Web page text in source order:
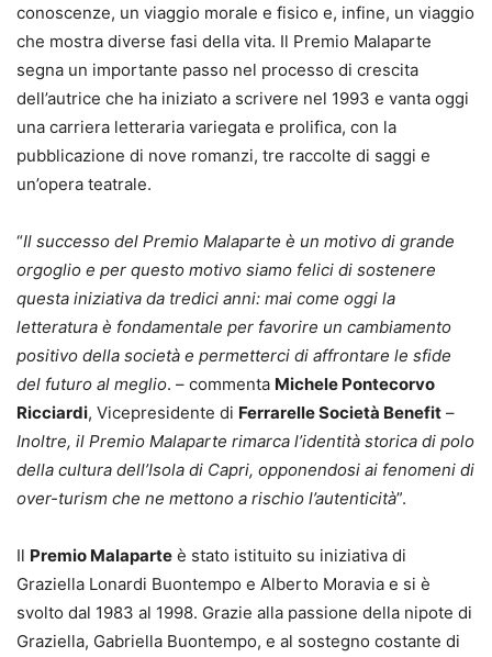
conoscenze, un viaggio morale e fisico e, infine, un viaggio
che mostra diverse fasi della vita. Il Premio Malaparte
segna un importante passo nel processo di crescita
dell’autrice che ha iniziato a scrivere nel 1993 e vanta oggi
una carriera letteraria variegata e prolifica, con la
pubblicazione di nove romanzi, tre raccolte di saggi e
un’opera teatrale.
“Il successo del Premio Malaparte è un motivo di grande
orgoglio e per questo motivo siamo felici di sostenere
questa iniziativa da tredici anni: mai come oggi la
letteratura è fondamentale per favorire un cambiamento
positivo della società e permetterci di affrontare le sfide
del futuro al meglio. – commenta Michele Pontecorvo
Ricciardi, Vicepresidente di Ferrarelle Società Benefit –
Inoltre, il Premio Malaparte rimarca l’identità storica di polo
della cultura dell’Isola di Capri, opponendosi ai fenomeni di
over-turism che ne mettono a rischio l’autenticità”.
Il Premio Malaparte è stato istituito su iniziativa di
Graziella Lonardi Buontempo e Alberto Moravia e si è
svolto dal 1983 al 1998. Grazie alla passione della nipote di
Graziella, Gabriella Buontempo, e al sostegno costante di